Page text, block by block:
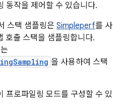
동작을 제어할 수 있습니다.
스택 샘플링은 Simpleperf를 사
호출 스택을 샘플링합니다.
을 사용하여 스택
프로파일링 모드를 구성할 수 있